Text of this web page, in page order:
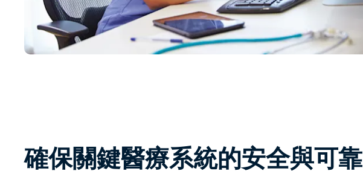
確保關鍵醫療系統的安全與可靠